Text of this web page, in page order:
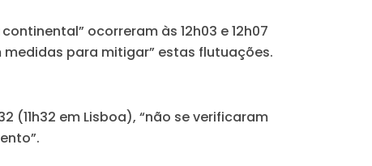
ocorreram às 12h03 e 12h07
medidas para mitigar” estas flutuações.
(11h32 em Lisboa), “não se verificaram